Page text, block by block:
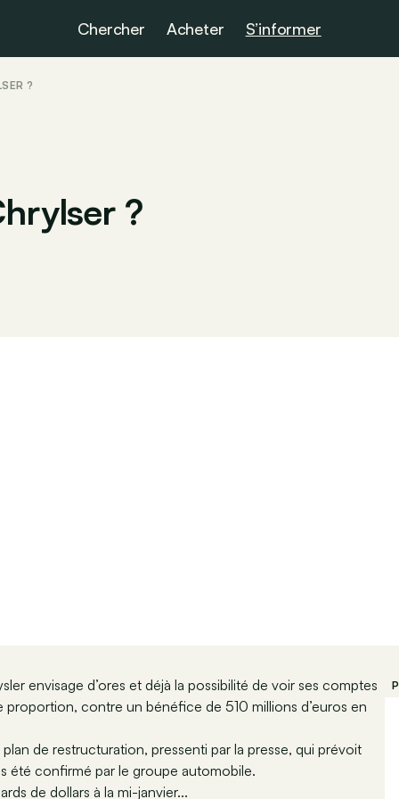
Chercher Acheter S’informer
?
?
envisage d’ores et déjà la possibilité de voir ses comptes
contre un bénéfice de 510 millions d’euros en
de restructuration, pressenti par la presse, qui prévoit
été confirmé par le groupe automobile.
de dollars à la mi-janvier...